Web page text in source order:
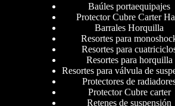
Baúles portaequipajes
Protector Cubre Carter
Barrales Horquilla
Resortes para
Resortes para
Resortes para horquilla
Resortes para válvula de
Protectores de
Protector Cubre carter
Retenes de suspensión